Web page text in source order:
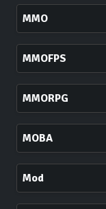
MMO
MMOFPS
MMORPG
MOBA
Mod